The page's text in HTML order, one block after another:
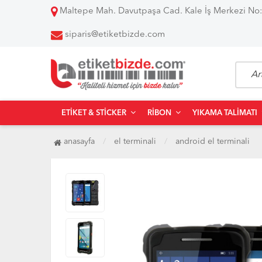
Maltepe Mah. Davutpaşa Cad. Kale İş Merkezi
siparis@etiketbizde.com
ETIKET & STICKER RIBON YIKAMA TALIMATI
anasayfa el terminali android el terminali